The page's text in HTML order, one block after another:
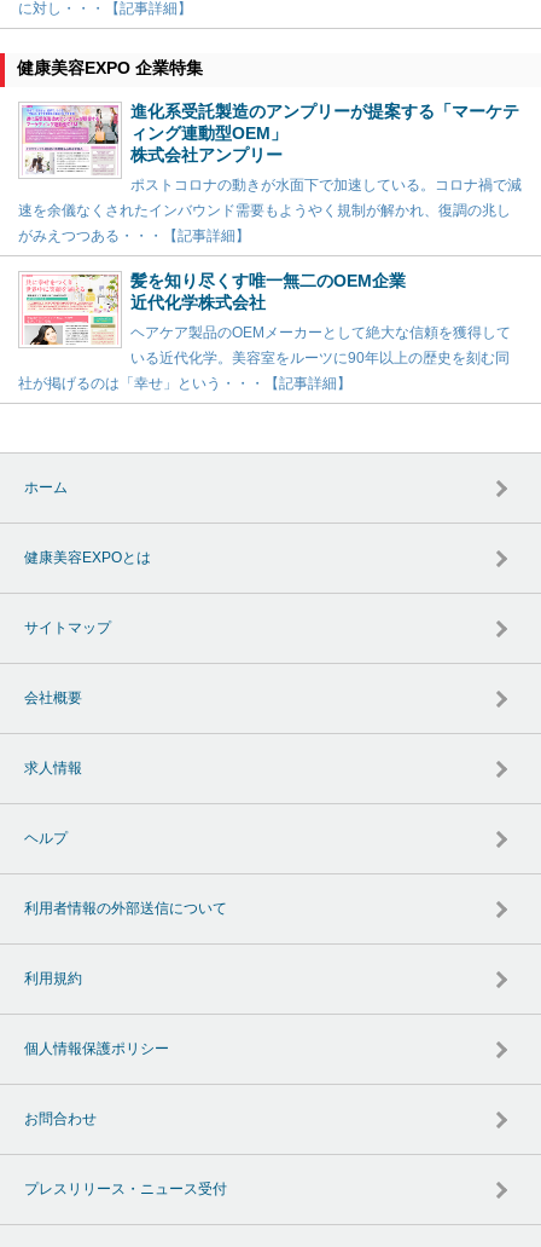
に対し・・・【記事詳細】
健康美容EXPO 企業特集
進化系受託製造のアンプリーが提案する「マーケテ
ィング連動型OEM」
株式会社アンプリー
ポストコロナの動きが水面下で加速している。コロナ禍で減
速を余儀なくされたインバウンド需要もようやく規制が解かれ、復調の兆し
がみえつつある・・・【記事詳細】
髪を知り尽くす唯一無二のOEM企業
近代化学株式会社
ヘアケア製品のOEMメーカーとして絶大な信頼を獲得して
いる近代化学。美容室をルーツに90年以上の歴史を刻む同
社が掲げるのは「幸せ」という・・・【記事詳細】
ホーム
健康美容EXPOとは
サイトマップ
会社概要
求人情報
ヘルプ
利用者情報の外部送信について
利用規約
個人情報保護ポリシー
お問合わせ
プレスリリース・ニュース受付